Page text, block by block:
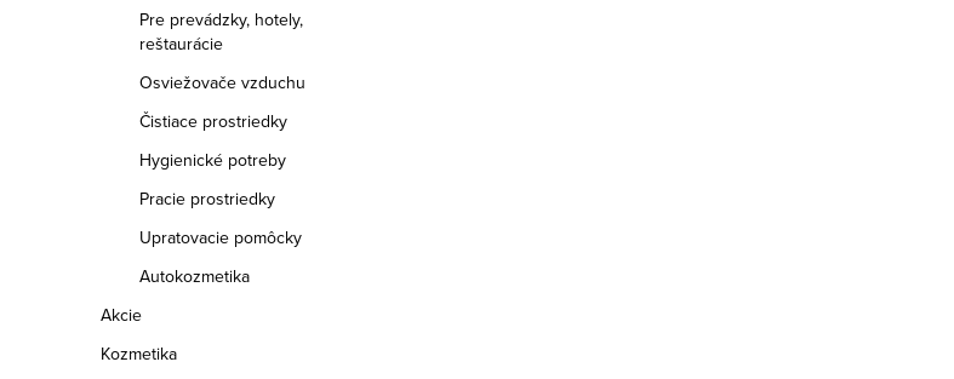
Pre prevádzky, hotely,
reštaurácie
Osviežovače vzduchu
Čistiace prostriedky
Hygienické potreby
Pracie prostriedky
Upratovacie pomôcky
Autokozmetika
Akcie
Kozmetika